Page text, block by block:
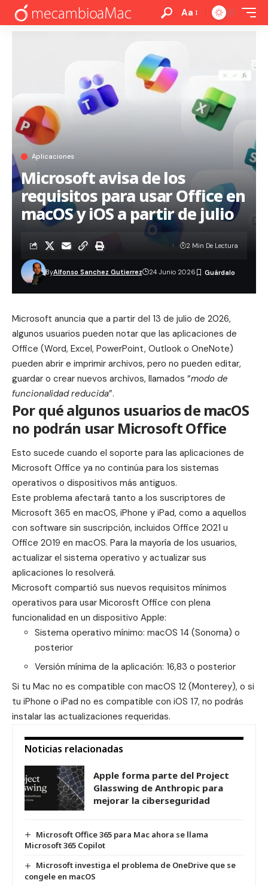
Aa
Aplicaciones
Microsoft avisa de los
requisitos para usar Office en
macOS y iOS a partir de julio
ByAlfonso Sanchez Gutierrez 24 Junio 2026
2 Min De Lectura
Microsoft anuncia que a partir del 13 de julio de 2026,
algunos usuarios pueden notar que las aplicaciones de
Office (Word, Excel, PowerPoint, Outlook o OneNote)
pueden abrir e imprimir archivos, pero no pueden editar,
guardar o crear nuevos archivos, llamados “modo de
funcionalidad reducida”.
Por qué algunos usuarios de macOS
no podrán usar Microsoft Office
Esto sucede cuando el soporte para las aplicaciones de
Microsoft Office ya no continúa para los sistemas
operativos o dispositivos más antiguos.
Este problema afectará tanto a los suscriptores de
Microsoft 365 en macOS, iPhone y iPad, como a aquellos
con software sin suscripción, incluidos Office 2021 u
Office 2019 en macOS. Para la mayoría de los usuarios,
actualizar el sistema operativo y actualizar sus
aplicaciones lo resolverá.
Microsoft compartió sus nuevos requisitos mínimos
operativos para usar Micorosft Office con plena
funcionalidad en un dispositivo Apple:
Sistema operativo mínimo: macOS 14 (Sonoma) o
posterior
Versión mínima de la aplicación: 16,83 o posterior
Si tu Mac no es compatible con macOS 12 (Monterey), o si
tu iPhone o iPad no es compatible con iOS 17, no podrás
instalar las actualizaciones requeridas.
Noticias relacionadas
Apple forma parte del Project
Glasswing de Anthropic para
mejorar la ciberseguridad
Microsoft Office 365 para Mac ahora se llama
Microsoft 365 Copilot
Microsoft investiga el problema de OneDrive que se
congele en macOS